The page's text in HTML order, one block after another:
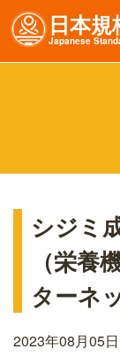
日本
JapaneseS
シジミ
（栄養
ターネ
2023年08月05日